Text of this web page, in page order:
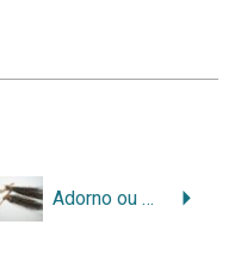
Adorno ou Amuleto